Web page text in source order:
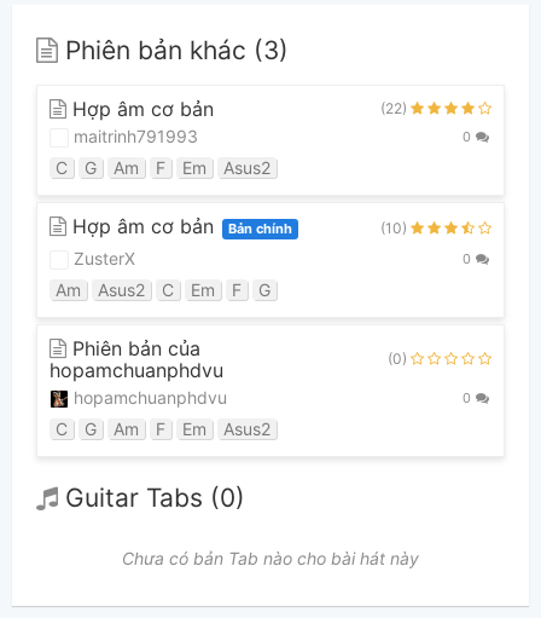
Phiên bản khác (3)
Hợp âm cơ bản (22)
maitrinh791993 0
C G Am F Em Asus2
Hợp âm cơ bản Bản chính (10)
ZusterX 0
Am Asus2 C Em F G
Phiên bản của
hopamchuanphdvu
(0)
hopamchuanphdvu 0
C G Am F Em Asus2
Guitar Tabs (0)
Chưa có bản Tab nào cho bài hát này